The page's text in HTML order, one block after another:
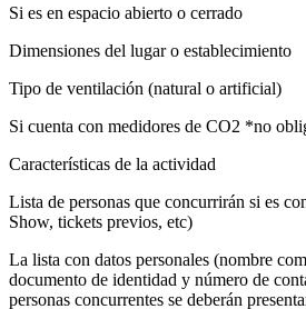
Si es en espacio abierto o cerrado
Dimensiones del lugar o establecimiento
Tipo de ventilación (natural o artificial)
Si cuenta con medidores de CO2 *no
Características de la actividad
Lista de personas que concurrirán si es
Show, tickets previos, etc)
La lista con datos personales (nombre
documento de identidad y número de
personas concurrentes se deberán